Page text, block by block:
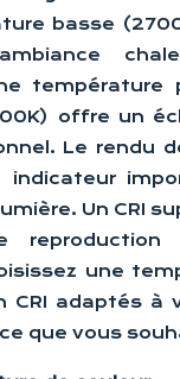
basse
température
offre un
Le rendu
indicateur
Un CRI
reproduction
une
CRI adaptés à
que vous